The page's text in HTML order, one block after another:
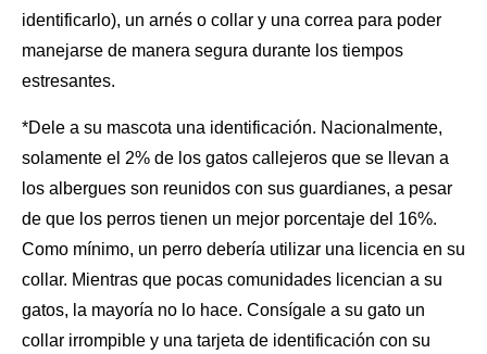
identificarlo), un arnés o collar y una correa para poder
manejarse de manera segura durante los tiempos
estresantes.
*Dele a su mascota una identificación. Nacionalmente,
solamente el 2% de los gatos callejeros que se llevan a
los albergues son reunidos con sus guardianes, a pesar
de que los perros tienen un mejor porcentaje del 16%.
Como mínimo, un perro debería utilizar una licencia en su
collar. Mientras que pocas comunidades licencian a su
gatos, la mayoría no lo hace. Consígale a su gato un
collar irrompible y una tarjeta de identificación con su